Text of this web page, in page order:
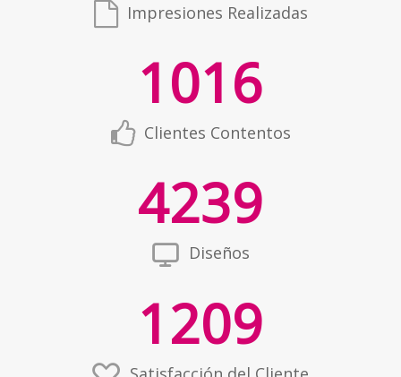
Impresiones Realizadas
1016
Clientes Contentos
4239
Diseños
1209